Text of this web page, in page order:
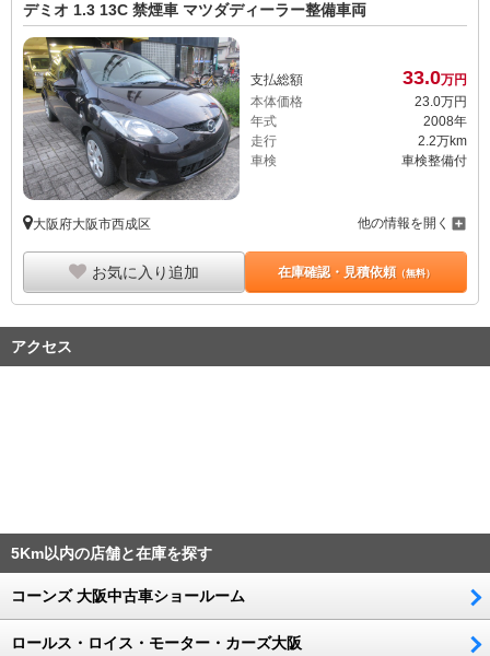
デミオ 1.3 13C 禁煙車 マツダディーラー整備車両
支払総額 33.0万円
本体価格
23.0万円
年式
2008年
走行
2.2万km
車検
車検整備付
大阪府大阪市西成区 他の情報を開く
お気に入り追加 在庫確認・見積依頼（無料）
アクセス
5Km以内の店舗と在庫を探す
コーンズ 大阪中古車ショールーム
ロールス・ロイス・モーター・カーズ大阪